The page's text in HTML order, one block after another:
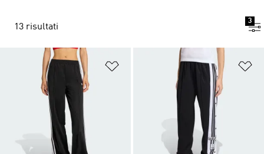
13 risultati
3
Aggiungi alla lista dei desideri